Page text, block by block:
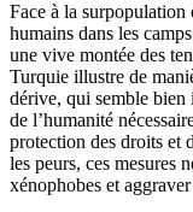
Face à la surpopulation
humains dans les
une vive montée des
Turquie illustre de
dérive, qui semble bien
de l’humanité
protection des droits et
les peurs, ces mesures
xénophobes et